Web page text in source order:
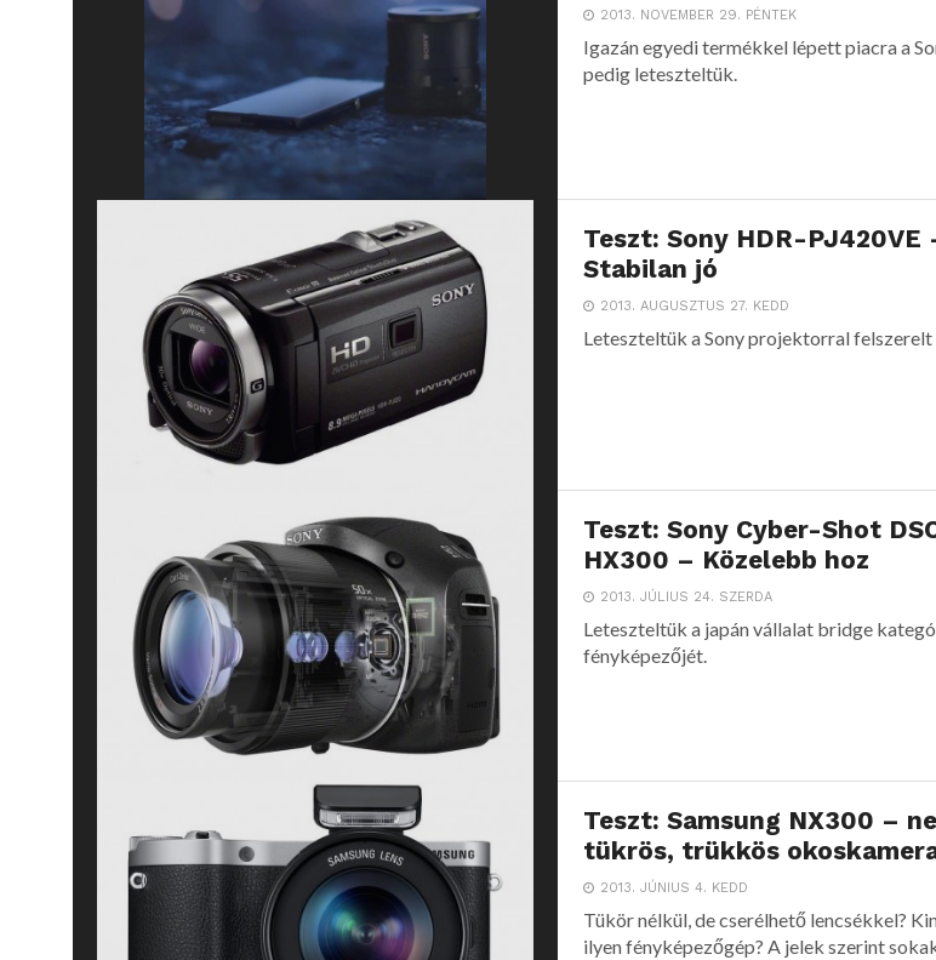
2013. NOVEMBER 29. PÉNTEK
Igazán egyedi termékkel lépett piacra a
pedig leteszteltük.
Teszt: Sony HDR-PJ420VE
Stabilan jó
2013. AUGUSZTUS 27. KEDD
Leteszteltük a Sony projektorral
Teszt: Sony Cyber-Shot
HX300 – Közelebb hoz
2013. JÚLIUS 24. SZERDA
Leteszteltük a japán vállalat bridge
fényképezőjét.
Teszt: Samsung NX300 –
tükrös, trükkös
2013. JÚNIUS 4. KEDD
Tükör nélkül, de cserélhető lencsékkel?
ilyen fényképezőgép? A jelek szerint